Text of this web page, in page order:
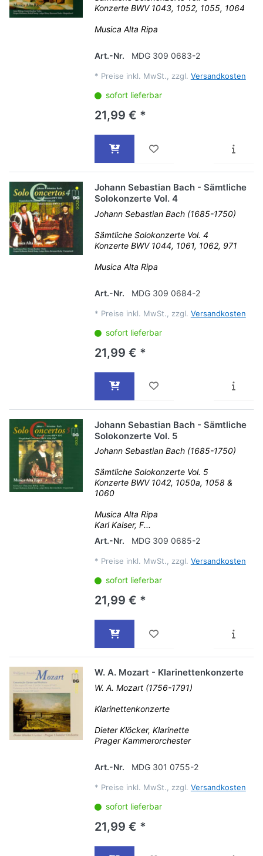
Konzerte BWV 1043, 1052, 1055, 1064
Musica Alta Ripa
Art.-Nr. MDG 309 0683-2
* Preise inkl. MwSt., zzgl. Versandkosten
sofort lieferbar
21,99 € *
Johann Sebastian Bach - Sämtliche
Solokonzerte Vol. 4
Johann Sebastian Bach (1685-1750)
Sämtliche Solokonzerte Vol. 4
Konzerte BWV 1044, 1061, 1062, 971
Musica Alta Ripa
Art.-Nr. MDG 309 0684-2
* Preise inkl. MwSt., zzgl. Versandkosten
sofort lieferbar
21,99 € *
Johann Sebastian Bach - Sämtliche
Solokonzerte Vol. 5
Johann Sebastian Bach (1685-1750)
Sämtliche Solokonzerte Vol. 5
Konzerte BWV 1042, 1050a, 1058 &
1060
Musica Alta Ripa
Karl Kaiser, F...
Art.-Nr.
MDG 309 0685-2
* Preise inkl. MwSt., zzgl. Versandkosten
sofort lieferbar
21,99 € *
W. A. Mozart - Klarinettenkonzerte
W. A. Mozart (1756-1791)
Klarinettenkonzerte
Dieter Klöcker, Klarinette
Prager Kammerorchester
Art.-Nr. MDG 301 0755-2
* Preise inkl. MwSt., zzgl. Versandkosten
sofort lieferbar
21,99 € *